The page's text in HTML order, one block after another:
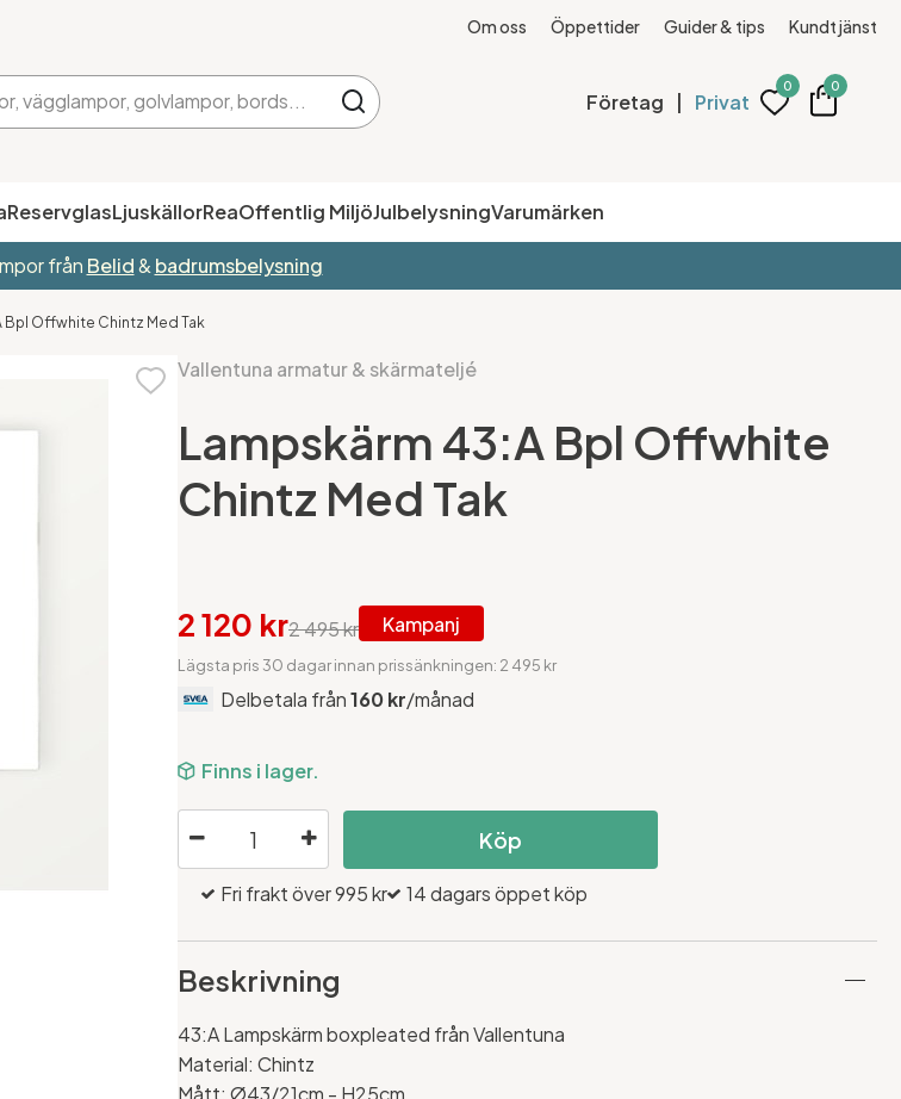
Om oss Öppettider Guider & tips Kundtjänst
Företag | Privat
0 0
ReservglasLjuskällorReaOffentlig MiljöJulbelysningVarumärken
från Belid& badrumsbelysning
Bpl Offwhite Chintz Med Tak
Vallentuna armatur & skärmateljé
Lampskärm 43:A Bpl Offwhite
Chintz Med Tak
2 120 kr2 495 kr Kampanj
Lägsta pris 30 dagar innan prissänkningen: 2 495 kr
Delbetala från160 kr/månad
Finns i lager.
Köp
Fri frakt över 995 kr 14 dagars öppet köp
Beskrivning
43:A Lampskärm boxpleated från Vallentuna
Material: Chintz
Mått:Ø43/21cm - H25cm